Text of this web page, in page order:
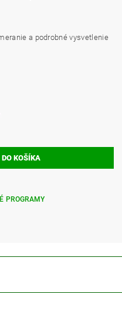
a podrobné vysvetlenie
PROGRAMY